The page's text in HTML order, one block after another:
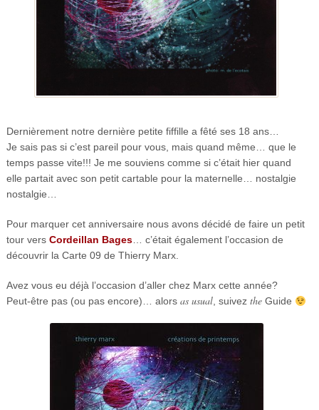
Dernièrement notre dernière petite fiffille a fêté ses 18 ans…
Je sais pas si c’est pareil pour vous, mais quand même… que le
temps passe vite!!! Je me souviens comme si c’était hier quand
elle partait avec son petit cartable pour la maternelle… nostalgie
nostalgie…
Pour marquer cet anniversaire nous avons décidé de faire un petit
tour vers Cordeillan Bages… c’était également l’occasion de
découvrir la Carte 09 de Thierry Marx.
Avez vous eu déjà l’occasion d’aller chez Marx cette année?
Peut-être pas (ou pas encore)… alors as usual, suivez theGuide